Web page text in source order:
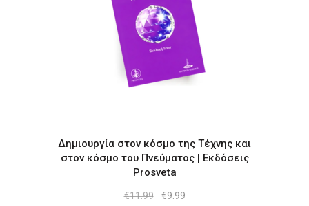
Δημιουργία στον κόσμο της Τέχνης και
στον κόσμο του Πνεύματος | Εκδόσεις
Prosveta
€11.99
Original
€9.99Η